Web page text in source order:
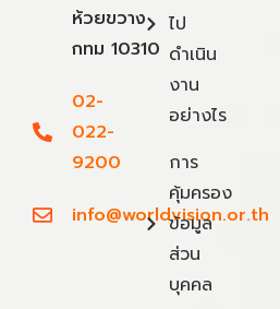
ห้วยขวาง
กทม 10310
02-
022-
9200
info@worldvision.or.th
ไป
ดำเนิน
งาน
อย่างไร
การ
คุ้มครอง
ข้อมูล
ส่วน
บุคคล